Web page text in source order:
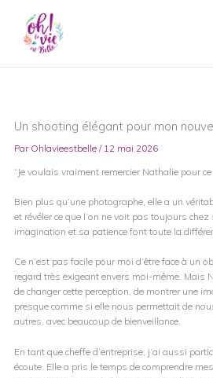
contenu
Un shooting élégant pour mon
Par Ohlavieestbelle/ 12 mai 2026
“Je voulais vraiment remercier Nathalie pour
Bien plus qu’une photographe, elle a un
et révéler ce que l’on ne voit pas toujours
imagination et sa patience font toute la
Ce n’est pas facile pour moi d’être face à un
regard très exigeant envers moi-même. Mais
de changer cette perception, de montrer une
presque comme si elle nous permettait de
autres, avec beaucoup de bienveillance.
En tant que cheffe d’entreprise, j’ai aussi
écoute. Elle a pris le temps de comprendre